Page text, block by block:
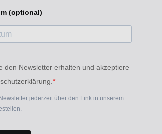
(optional)
den Newsletter erhalten und akzeptiere
jederzeit über den Link in unserem